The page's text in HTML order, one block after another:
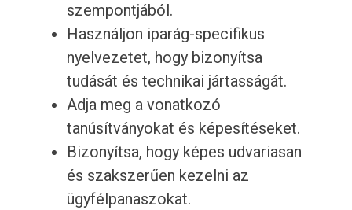
szempontjából.
Használjon iparág-specifikus
nyelvezetet, hogy bizonyítsa
tudását és technikai jártasságát.
Adja meg a vonatkozó
tanúsítványokat és képesítéseket.
Bizonyítsa, hogy képes udvariasan
és szakszerűen kezelni az
ügyfélpanaszokat.